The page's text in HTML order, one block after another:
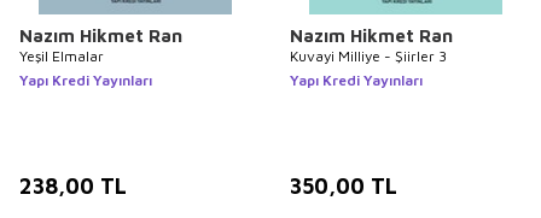
Nazım Hikmet Ran
Yeşil Elmalar
Yapı Kredi Yayınları
238,00 TL
Nazım Hikmet Ran
Kuvayi Milliye - Şiirler 3
Yapı Kredi Yayınları
350,00 TL